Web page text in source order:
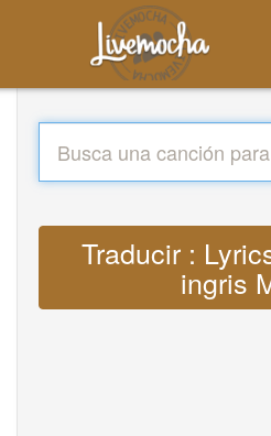
Traducir :
ingris